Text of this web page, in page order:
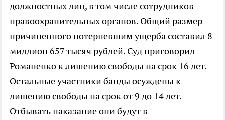
должностных лиц, в том числе сотрудников
правоохранительных органов. Общий размер
причиненного потерпевшим ущерба составил 8
миллион 657 тысяч рублей. Суд приговорил
Романенко к лишению свободы на срок 16 лет.
Остальные участники банды осуждены к
лишению свободы на срок от 9 до 14 лет.
Отбывать наказание они будут в